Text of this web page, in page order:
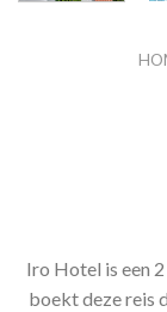
Iro Hotel is een
boekt deze reis